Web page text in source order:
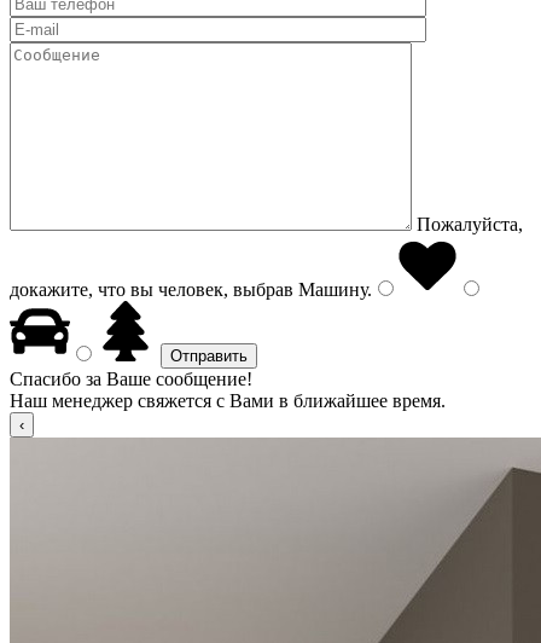
Пожалуйста,
докажите, что вы человек, выбрав Машину.
Спасибо за Ваше сообщение!
Наш менеджер свяжется с Вами в ближайшее время.